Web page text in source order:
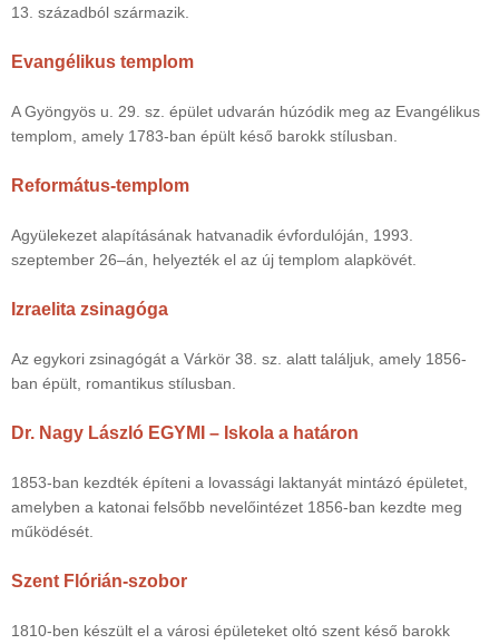
13. századból származik.
Evangélikus templom
A Gyöngyös u. 29. sz. épület udvarán húzódik meg az Evangélikus
templom, amely 1783-ban épült késő barokk stílusban.
Református-templom
Agyülekezet alapításának hatvanadik évfordulóján, 1993.
szeptember 26–án, helyezték el az új templom alapkövét.
Izraelita zsinagóga
Az egykori zsinagógát a Várkör 38. sz. alatt találjuk, amely 1856-
ban épült, romantikus stílusban.
Dr. Nagy László EGYMI – Iskola a határon
1853-ban kezdték építeni a lovassági laktanyát mintázó épületet,
amelyben a katonai felsőbb nevelőintézet 1856-ban kezdte meg
működését.
Szent Flórián-szobor
1810-ben készült el a városi épületeket oltó szent késő barokk